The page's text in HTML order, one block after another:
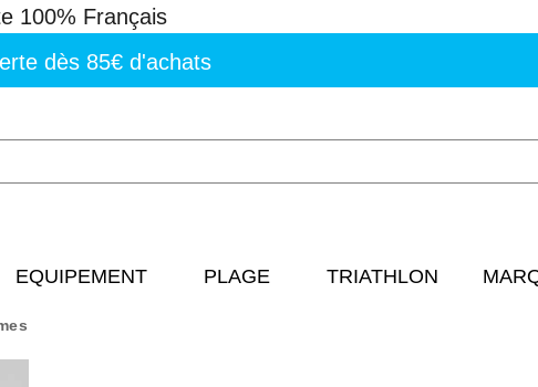
100% Français
dès 85€ d'achats
EQUIPEMENT PLAGE TRIATHLON